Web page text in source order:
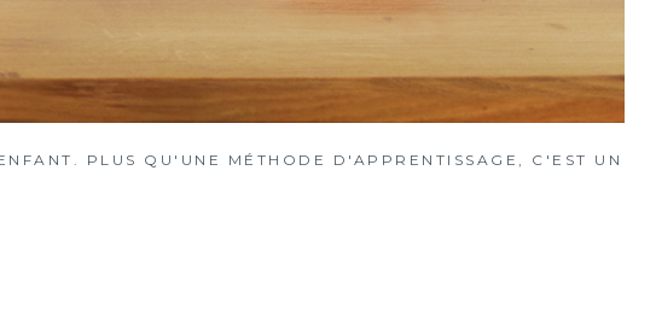
PLUS QU'UNE MÉTHODE D'APPRENTISSAGE, C'EST UN